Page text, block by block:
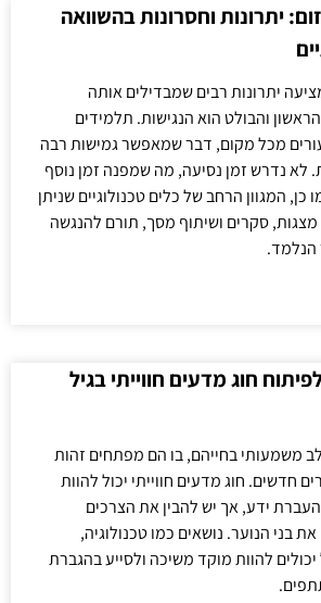
יתרונות וחסרונות בהשוואה
יתרונות רבים שמבדילים אותה
והבולט הוא הנגישות. תלמידים
מכל מקום, דבר שמאפשר גמישות רבה
לא נדרש זמן נסיעה, מה שמפנה זמן נוסף
כן, המגוון הרחב של כלים טכנולוגיים שניתן
מצגות, סקרים ושיתוף מסך, תורם להנגשה
הנלמד.
חוג מדעים חווייתי בגיל
משמעותי בחייהם, בו הם מפתחים זהות
חדשים. חוג מדעים חווייתי יכול להוות
ידע, אך יש להבין את הצרכים
בני הנוער. נושאים כמו טכנולוגיה,
להוות מוקד משיכה ולסייע בהגברת